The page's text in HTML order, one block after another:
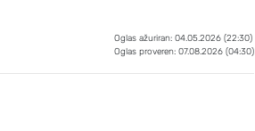
Oglas ažuriran: 04.05.2026 (22:30)
Oglas proveren: 07.08.2026 (04:30)